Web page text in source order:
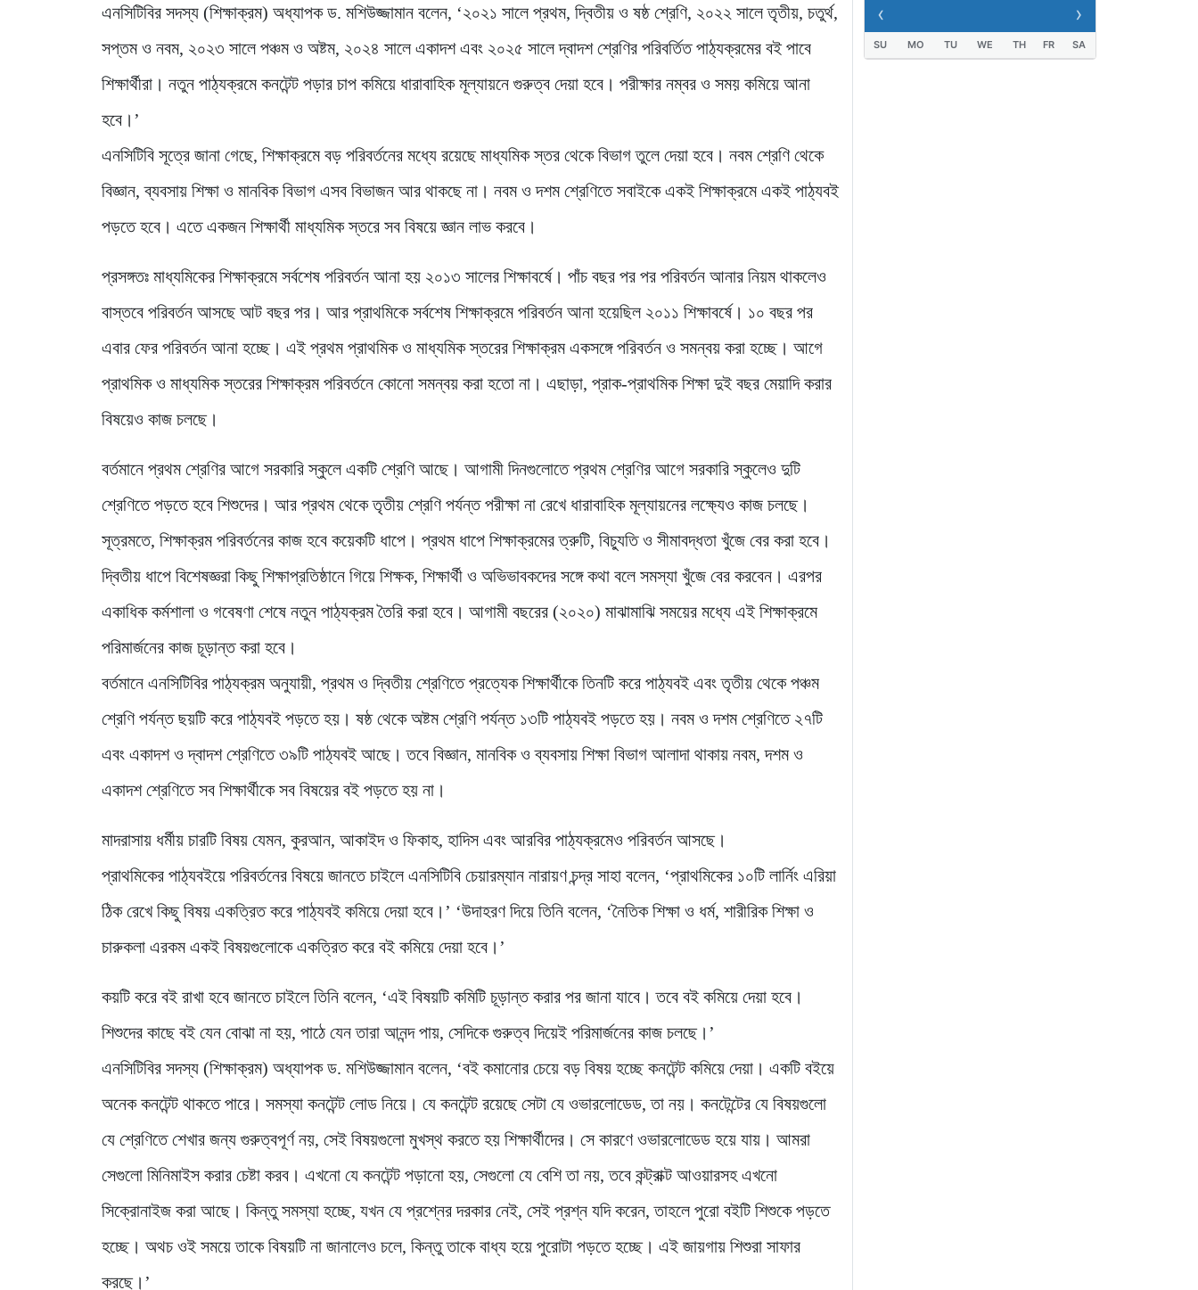
এনসিটিবির সদস্য (শিক্ষাক্রম) অধ্যাপক ড. মশিউজ্জামান বলেন, ‘২০২১ সালে প্রথম, দ্বিতীয় ও ষষ্ঠ শ্রেণি, ২০২২ সালে তৃতীয়, চতুর্থ,
সপ্তম ও নবম, ২০২৩ সালে পঞ্চম ও অষ্টম, ২০২৪ সালে একাদশ এবং ২০২৫ সালে দ্বাদশ শ্রেণির পরিবর্তিত পাঠ্যক্রমের বই পাবে
শিক্ষার্থীরা। নতুন পাঠ্যক্রমে কনটেন্ট পড়ার চাপ কমিয়ে ধারাবাহিক মূল্যায়নে গুরুত্ব দেয়া হবে। পরীক্ষার নম্বর ও সময় কমিয়ে আনা
হবে।’
এনসিটিবি সূত্রে জানা গেছে, শিক্ষাক্রমে বড় পরিবর্তনের মধ্যে রয়েছে মাধ্যমিক স্তর থেকে বিভাগ তুলে দেয়া হবে। নবম শ্রেণি থেকে
বিজ্ঞান, ব্যবসায় শিক্ষা ও মানবিক বিভাগ এসব বিভাজন আর থাকছে না। নবম ও দশম শ্রেণিতে সবাইকে একই শিক্ষাক্রমে একই পাঠ্যবই
পড়তে হবে। এতে একজন শিক্ষার্থী মাধ্যমিক স্তরে সব বিষয়ে জ্ঞান লাভ করবে।
প্রসঙ্গতঃ মাধ্যমিকের শিক্ষাক্রমে সর্বশেষ পরিবর্তন আনা হয় ২০১৩ সালের শিক্ষাবর্ষে। পাঁচ বছর পর পর পরিবর্তন আনার নিয়ম থাকলেও
বাস্তবে পরিবর্তন আসছে আট বছর পর। আর প্রাথমিকে সর্বশেষ শিক্ষাক্রমে পরিবর্তন আনা হয়েছিল ২০১১ শিক্ষাবর্ষে। ১০ বছর পর
এবার ফের পরিবর্তন আনা হচ্ছে। এই প্রথম প্রাথমিক ও মাধ্যমিক স্তরের শিক্ষাক্রম একসঙ্গে পরিবর্তন ও সমন্বয় করা হচ্ছে। আগে
প্রাথমিক ও মাধ্যমিক স্তরের শিক্ষাক্রম পরিবর্তনে কোনো সমন্বয় করা হতো না। এছাড়া, প্রাক-প্রাথমিক শিক্ষা দুই বছর মেয়াদি করার
বিষয়েও কাজ চলছে।
বর্তমানে প্রথম শ্রেণির আগে সরকারি স্কুলে একটি শ্রেণি আছে। আগামী দিনগুলোতে প্রথম শ্রেণির আগে সরকারি স্কুলেও দুটি
শ্রেণিতে পড়তে হবে শিশুদের। আর প্রথম থেকে তৃতীয় শ্রেণি পর্যন্ত পরীক্ষা না রেখে ধারাবাহিক মূল্যায়নের লক্ষ্যেও কাজ চলছে।
সূত্রমতে, শিক্ষাক্রম পরিবর্তনের কাজ হবে কয়েকটি ধাপে। প্রথম ধাপে শিক্ষাক্রমের ত্রুটি, বিচ্যুতি ও সীমাবদ্ধতা খুঁজে বের করা হবে।
দ্বিতীয় ধাপে বিশেষজ্ঞরা কিছু শিক্ষাপ্রতিষ্ঠানে গিয়ে শিক্ষক, শিক্ষার্থী ও অভিভাবকদের সঙ্গে কথা বলে সমস্যা খুঁজে বের করবেন। এরপর
একাধিক কর্মশালা ও গবেষণা শেষে নতুন পাঠ্যক্রম তৈরি করা হবে। আগামী বছরের (২০২০) মাঝামাঝি সময়ের মধ্যে এই শিক্ষাক্রমে
পরিমার্জনের কাজ চূড়ান্ত করা হবে।
বর্তমানে এনসিটিবির পাঠ্যক্রম অনুযায়ী, প্রথম ও দ্বিতীয় শ্রেণিতে প্রত্যেক শিক্ষার্থীকে তিনটি করে পাঠ্যবই এবং তৃতীয় থেকে পঞ্চম
শ্রেণি পর্যন্ত ছয়টি করে পাঠ্যবই পড়তে হয়। ষষ্ঠ থেকে অষ্টম শ্রেণি পর্যন্ত ১৩টি পাঠ্যবই পড়তে হয়। নবম ও দশম শ্রেণিতে ২৭টি
এবং একাদশ ও দ্বাদশ শ্রেণিতে ৩৯টি পাঠ্যবই আছে। তবে বিজ্ঞান, মানবিক ও ব্যবসায় শিক্ষা বিভাগ আলাদা থাকায় নবম, দশম ও
একাদশ শ্রেণিতে সব শিক্ষার্থীকে সব বিষয়ের বই পড়তে হয় না।
মাদরাসায় ধর্মীয় চারটি বিষয় যেমন, কুরআন, আকাইদ ও ফিকাহ, হাদিস এবং আরবির পাঠ্যক্রমেও পরিবর্তন আসছে।
প্রাথমিকের পাঠ্যবইয়ে পরিবর্তনের বিষয়ে জানতে চাইলে এনসিটিবি চেয়ারম্যান নারায়ণ চন্দ্র সাহা বলেন, ‘প্রাথমিকের ১০টি লার্নিং এরিয়া
ঠিক রেখে কিছু বিষয় একত্রিত করে পাঠ্যবই কমিয়ে দেয়া হবে।’ ‘উদাহরণ দিয়ে তিনি বলেন, ‘নৈতিক শিক্ষা ও ধর্ম, শারীরিক শিক্ষা ও
চারুকলা এরকম একই বিষয়গুলোকে একত্রিত করে বই কমিয়ে দেয়া হবে।’
কয়টি করে বই রাখা হবে জানতে চাইলে তিনি বলেন, ‘এই বিষয়টি কমিটি চূড়ান্ত করার পর জানা যাবে। তবে বই কমিয়ে দেয়া হবে।
শিশুদের কাছে বই যেন বোঝা না হয়, পাঠে যেন তারা আনন্দ পায়, সেদিকে গুরুত্ব দিয়েই পরিমার্জনের কাজ চলছে।’
এনসিটিবির সদস্য (শিক্ষাক্রম) অধ্যাপক ড. মশিউজ্জামান বলেন, ‘বই কমানোর চেয়ে বড় বিষয় হচ্ছে কনটেন্ট কমিয়ে দেয়া। একটি বইয়ে
অনেক কনটেন্ট থাকতে পারে। সমস্যা কনটেন্ট লোড নিয়ে। যে কনটেন্ট রয়েছে সেটা যে ওভারলোডেড, তা নয়। কনটেন্টের যে বিষয়গুলো
যে শ্রেণিতে শেখার জন্য গুরুত্বপূর্ণ নয়, সেই বিষয়গুলো মুখস্থ করতে হয় শিক্ষার্থীদের। সে কারণে ওভারলোডেড হয়ে যায়। আমরা
সেগুলো মিনিমাইস করার চেষ্টা করব। এখনো যে কনটেন্ট পড়ানো হয়, সেগুলো যে বেশি তা নয়, তবে কন্ট্রাক্ট আওয়ারসহ এখনো
সিক্রোনাইজ করা আছে। কিন্তু সমস্যা হচ্ছে, যখন যে প্রশ্নের দরকার নেই, সেই প্রশ্ন যদি করেন, তাহলে পুরো বইটি শিশুকে পড়তে
হচ্ছে। অথচ ওই সময়ে তাকে বিষয়টি না জানালেও চলে, কিন্তু তাকে বাধ্য হয়ে পুরোটা পড়তে হচ্ছে। এই জায়গায় শিশুরা সাফার
করছে।’
‹ ›
SU MO TU WE TH FR SA